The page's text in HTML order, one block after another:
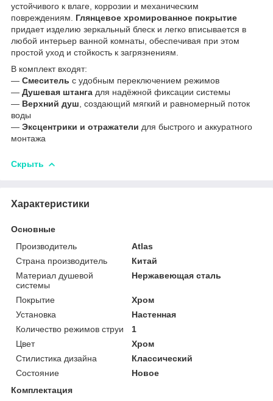
устойчивого к влаге, коррозии и механическим
повреждениям. Глянцевое хромированное покрытие
придает изделию зеркальный блеск и легко вписывается в
любой интерьер ванной комнаты, обеспечивая при этом
простой уход и стойкость к загрязнениям.
В комплект входят:
— Смеситель с удобным переключением режимов
— Душевая штанга для надёжной фиксации системы
— Верхний душ , создающий мягкий и равномерный поток
воды
— Эксцентрики и отражатели для быстрого и аккуратного
монтажа
Скрыть
Характеристики
Основные
Производитель
Atlas
Страна производитель
Китай
Материал душевой
системы
Нержавеющая сталь
Покрытие
Хром
Установка
Настенная
Количество режимов струи
1
Цвет
Хром
Стилистика дизайна
Классический
Состояние
Новое
Комплектация